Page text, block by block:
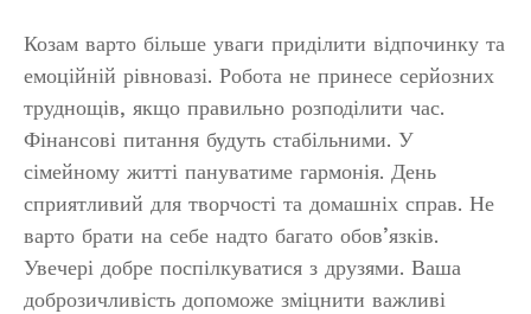
Козам варто більше уваги приділити відпочинку та
емоційній рівновазі. Робота не принесе серйозних
труднощів, якщо правильно розподілити час.
Фінансові питання будуть стабільними. У
сімейному житті пануватиме гармонія. День
сприятливий для творчості та домашніх справ. Не
варто брати на себе надто багато обов’язків.
Увечері добре поспілкуватися з друзями. Ваша
доброзичливість допоможе зміцнити важливі